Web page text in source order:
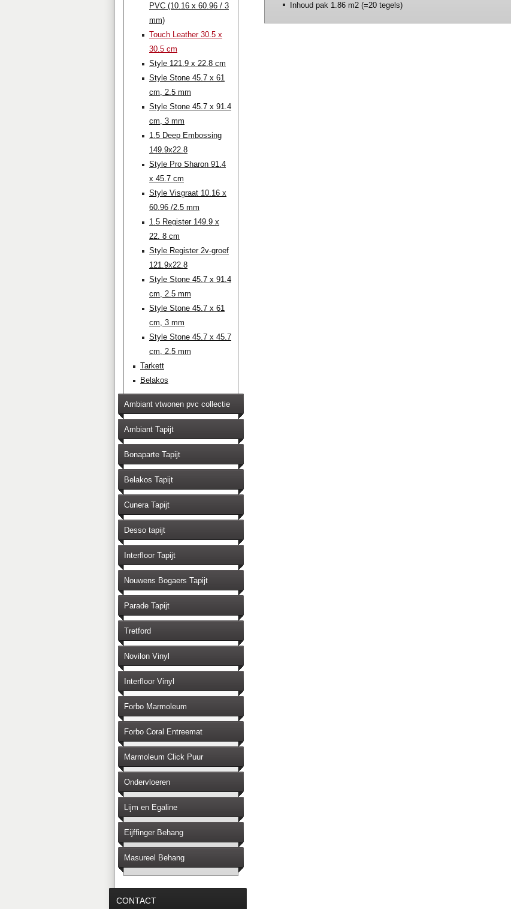
Inhoud pak 1.86 m2 (=20 tegels)
PVC (10.16 x 60.96 / 3
mm)
Touch Leather 30.5 x
30.5 cm
Style 121.9 x 22.8 cm
Style Stone 45.7 x 61
cm, 2.5 mm
Style Stone 45.7 x 91.4
cm, 3 mm
1.5 Deep Embossing
149.9x22.8
Style Pro Sharon 91.4
x 45.7 cm
Style Visgraat 10.16 x
60.96 /2.5 mm
1.5 Register 149.9 x
22. 8 cm
Style Register 2v-groef
121.9x22.8
Style Stone 45.7 x 91.4
cm, 2.5 mm
Style Stone 45.7 x 61
cm, 3 mm
Style Stone 45.7 x 45.7
cm, 2.5 mm
Tarkett
Belakos
Ambiant vtwonen pvc collectie
Ambiant Tapijt
Bonaparte Tapijt
Belakos Tapijt
Cunera Tapijt
Desso tapijt
Interfloor Tapijt
Nouwens Bogaers Tapijt
Parade Tapijt
Tretford
Novilon Vinyl
Interfloor Vinyl
Forbo Marmoleum
Forbo Coral Entreemat
Marmoleum Click Puur
Ondervloeren
Lijm en Egaline
Eijffinger Behang
Masureel Behang
CONTACT